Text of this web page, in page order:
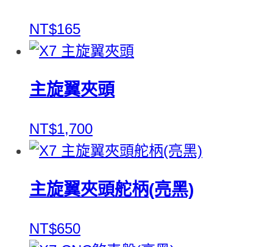
NT$165
主旋翼夾頭
NT$1,700
主旋翼夾頭舵柄(亮黑)
NT$650